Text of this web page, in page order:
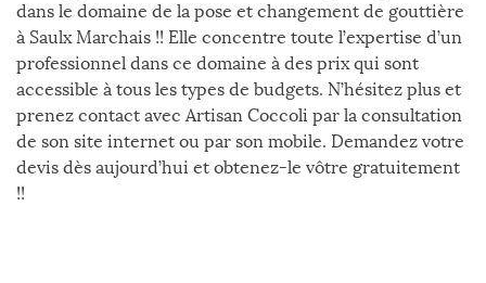
dans le domaine de la pose et changement de gouttière
à Saulx Marchais !! Elle concentre toute l’expertise d’un
professionnel dans ce domaine à des prix qui sont
accessible à tous les types de budgets. N’hésitez plus et
prenez contact avec Artisan Coccoli par la consultation
de son site internet ou par son mobile. Demandez votre
devis dès aujourd’hui et obtenez-le vôtre gratuitement
!!